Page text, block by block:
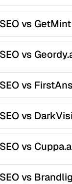
vs GetMint
vs
vs
vs
vs
vs